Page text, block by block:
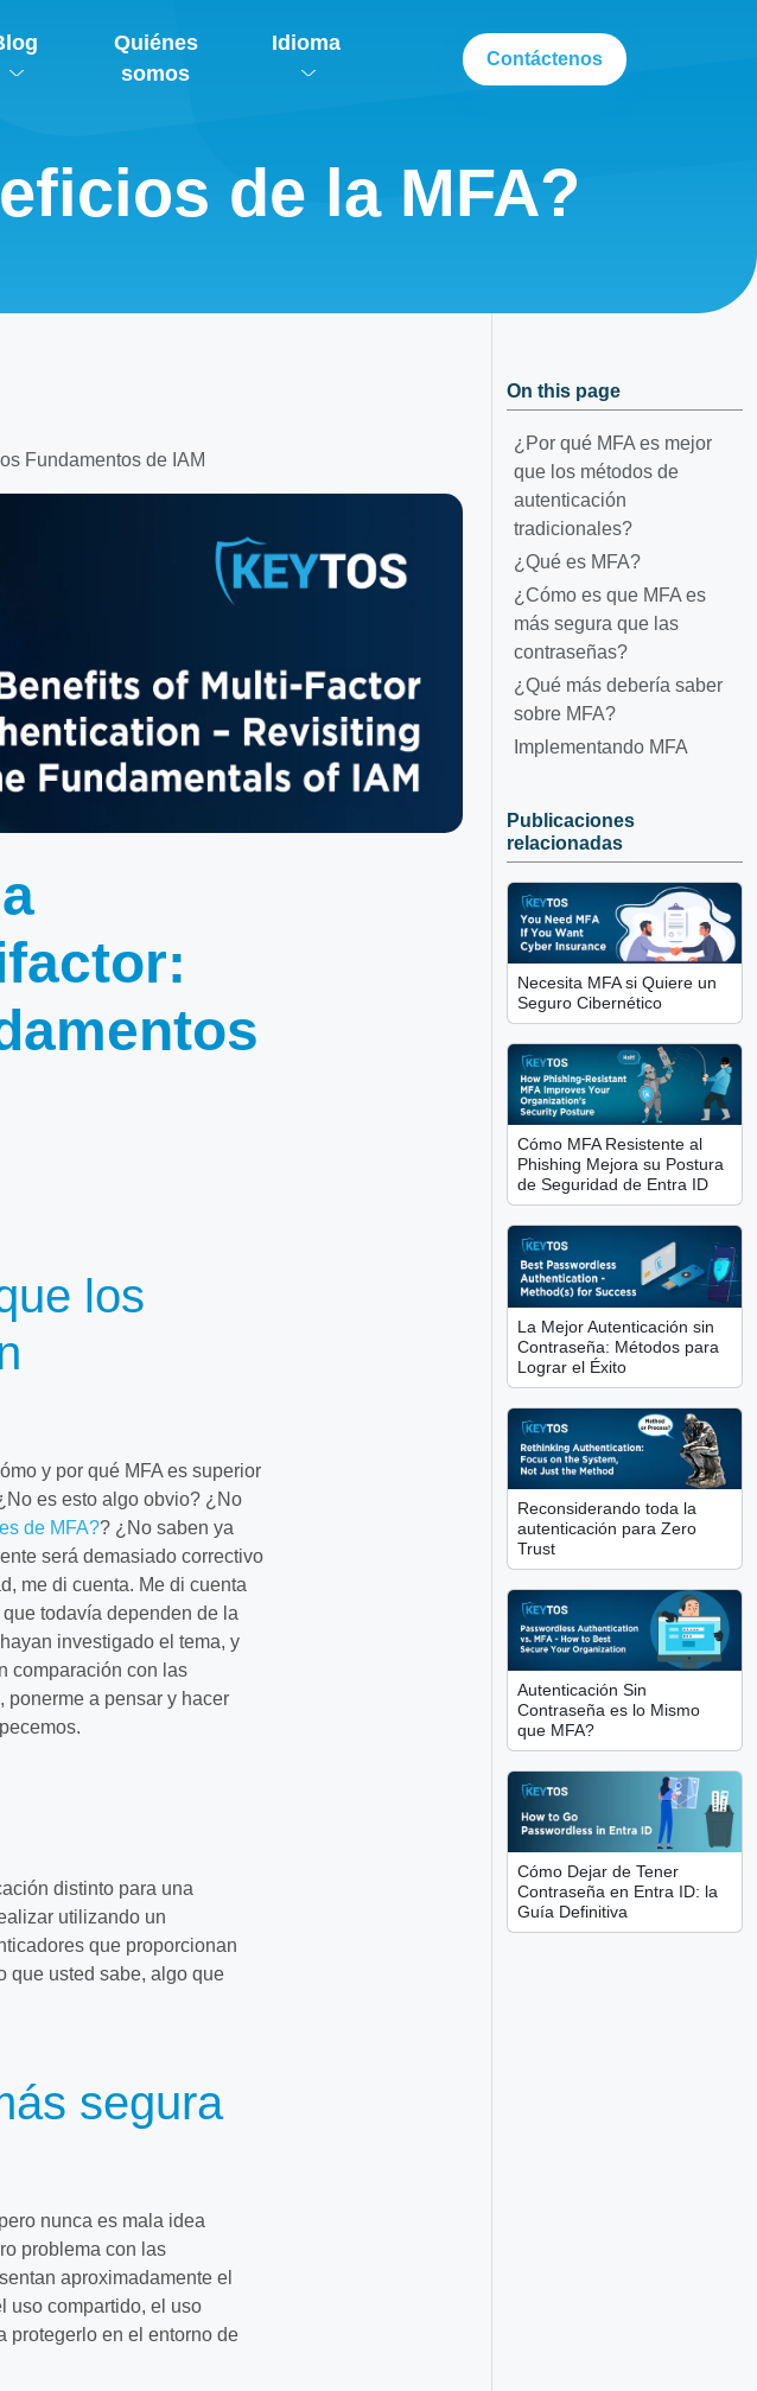
Quiénes
somos
Idioma
Contáctenos
de la MFA?
Fundamentos de IAM
los
y por qué MFA es superior
es esto algo obvio? ¿No
de MFA?? ¿No saben ya
será demasiado correctivo
me di cuenta. Me di cuenta
todavía dependen de la
investigado el tema, y
comparación con las
ponerme a pensar y hacer
distinto para una
utilizando un
que proporcionan
que usted sabe, algo que
segura
nunca es mala idea
problema con las
aproximadamente el
uso compartido, el uso
protegerlo en el entorno de
On this page
¿Por qué MFA es mejor
que los métodos de
autenticación
tradicionales?
¿Qué es MFA?
¿Cómo es que MFA es
más segura que las
contraseñas?
¿Qué más debería saber
sobre MFA?
Implementando MFA
Publicaciones
relacionadas
Necesita MFA si Quiere un
Seguro Cibernético
Cómo MFA Resistente al
Phishing Mejora su Postura
de Seguridad de Entra ID
La Mejor Autenticación sin
Contraseña: Métodos para
Lograr el Éxito
Reconsiderando toda la
autenticación para Zero
Trust
Autenticación Sin
Contraseña es lo Mismo
que MFA?
Cómo Dejar de Tener
Contraseña en Entra ID: la
Guía Definitiva